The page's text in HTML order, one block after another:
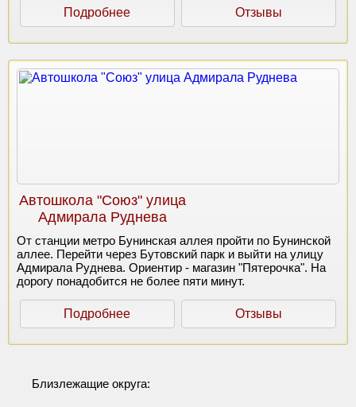
Подробнее Отзывы
Автошкола "Союз" улица
Адмирала Руднева
От станции метро Бунинская аллея пройти по Бунинской
аллее. Перейти через Бутовский парк и выйти на улицу
Адмирала Руднева. Ориентир - магазин "Пятерочка". На
дорогу понадобится не более пяти минут.
Подробнее Отзывы
Близлежащие округа: